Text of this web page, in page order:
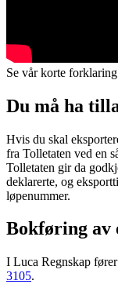
Se vår korte
Du må ha
Hvis du skal
fra Tolletaten ved en
Tolletaten gir da
deklarerte, og
løpenummer.
Bokføring av
I Luca Regnskap
3105.